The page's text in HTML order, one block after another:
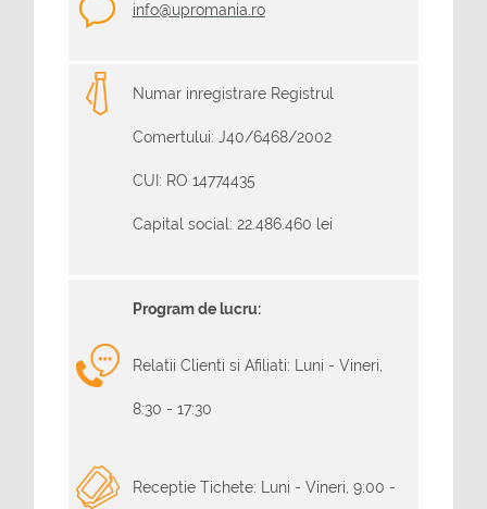
info@upromania.ro
Numar inregistrare Registrul
Comertului: J40/6468/2002
CUI: RO 14774435
Capital social: 22.486.460 lei
Program de lucru:
Relatii Clienti si Afiliati: Luni - Vineri,
8:30 - 17:30
Receptie Tichete: Luni - Vineri, 9:00 -